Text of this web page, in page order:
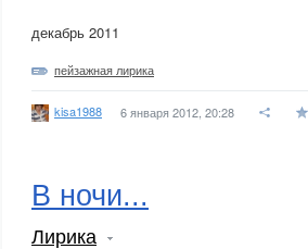
декабрь 2011
пейзажная лирика
kisa1988 6 января 2012, 20:28
В ночи...
Лирика